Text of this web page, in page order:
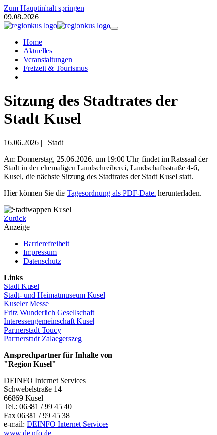
Zum Hauptinhalt springen
09.08.2026
Home
Aktuelles
Veranstaltungen
Freizeit & Tourismus
Sitzung des Stadtrates der
Stadt Kusel
16.06.2026 |
Stadt
Am Donnerstag, 25.06.2026. um 19:00 Uhr, findet im Ratssaal der
Stadt in der ehemaligen Landschreiberei, Landschaftsstraße 4-6,
Kusel, die nächste Sitzung des Stadtrates der Stadt Kusel statt.
Hier können Sie die Tagesordnung als PDF-Datei herunterladen.
Zurück
Anzeige
Barrierefreiheit
Impressum
Datenschutz
Links
Stadt Kusel
Stadt- und Heimatmuseum Kusel
Kuseler Messe
Fritz Wunderlich Gesellschaft
Interessengemeinschaft Kusel
Partnerstadt Toucy
Partnerstadt Zalaegerszeg
Ansprechpartner für Inhalte von
"Region Kusel"
DEINFO Internet Services
Schwebelstraße 14
66869 Kusel
Tel.: 06381 / 99 45 40
Fax 06381 / 99 45 38
e-mail: DEINFO Internet Services
www.deinfo.de